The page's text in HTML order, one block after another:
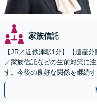
家族信託
【JR／近鉄津駅1分】【遺産
／家族信託などの生前対策に
す。今後の良好な関係を継続
精査し適切な対応策を考えま